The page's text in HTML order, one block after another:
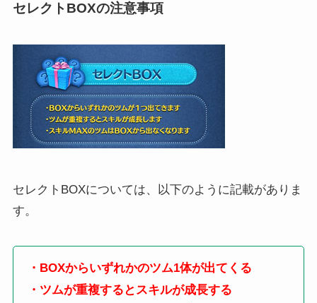
セレクトBOXの注意事項
セレクトBOXについては、以下のように記載がありま
す。
・BOXからいずれかのツム1体が出てくる
・ツムが重複するとスキルが成長する